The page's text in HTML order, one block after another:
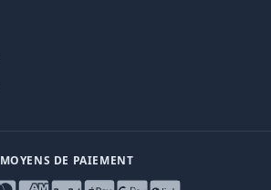
MOYENS DE PAIEMENT